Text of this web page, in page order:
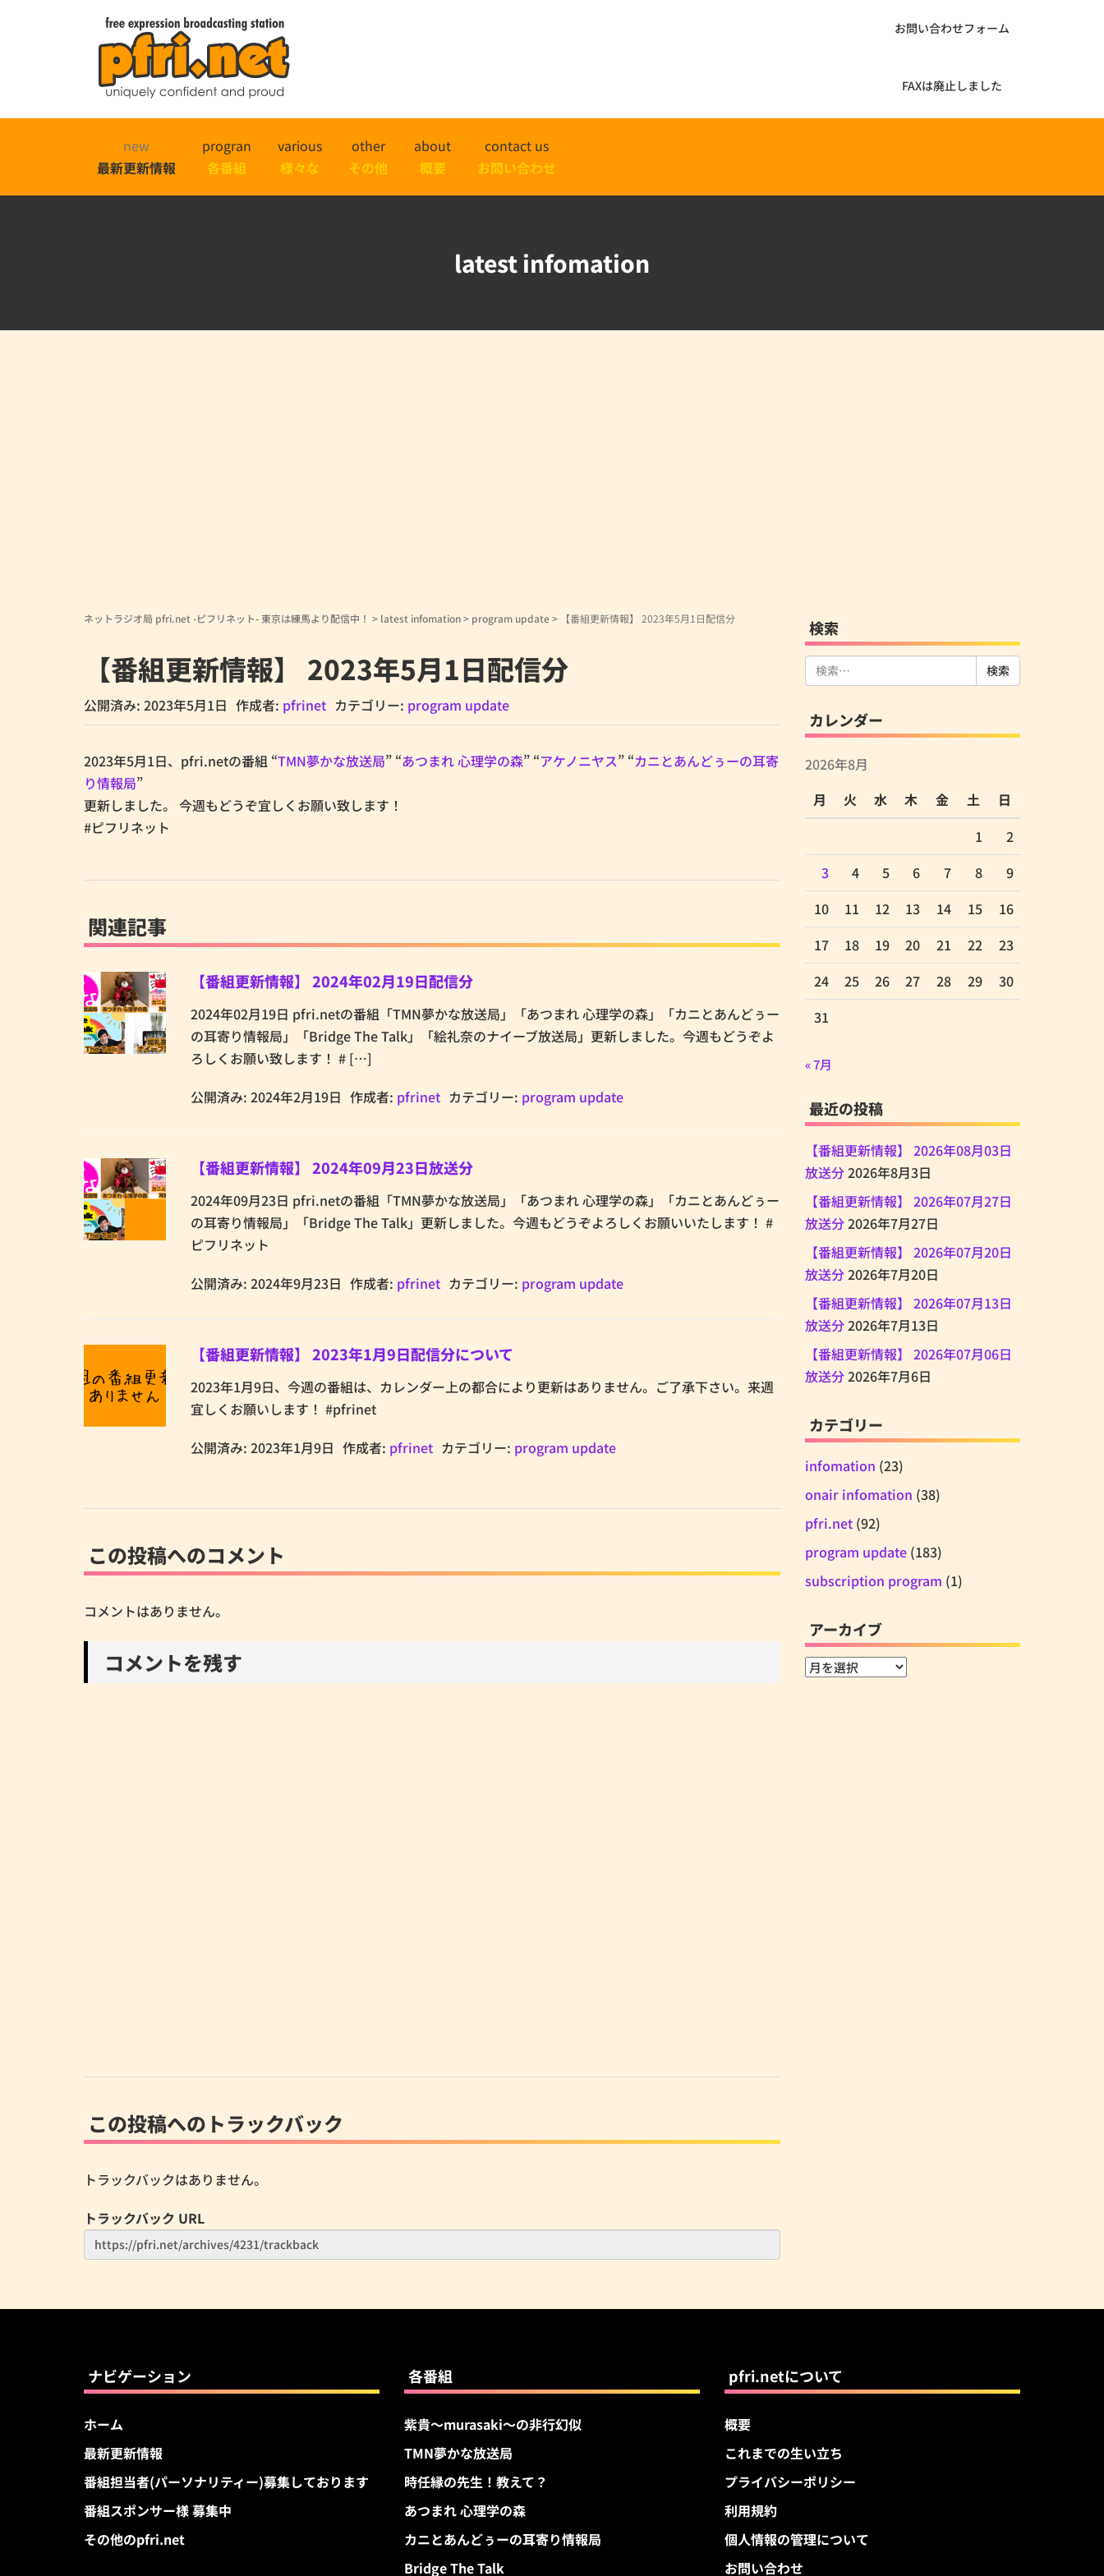
お問い合わせフォーム
FAXは廃止しました
new
最新更新情報
progran
各番組
various
様々な
other
その他
about
概要
contact us
お問い合わせ
latest infomation
ネットラジオ局 pfri.net -ピフリネット- 東京は練馬より配信中！ > latest infomation> program update> 【番組更新情報】 2023年5月1日配信分
【番組更新情報】 2023年5月1日配信分
公開済み: 2023年5月1日 作成者: pfrinet カテゴリー: program update
2023年5月1日、pfri.netの番組 “TMN夢かな放送局” “あつまれ 心理学の森” “アケノニヤス” “カニとあんどぅーの耳寄
り情報局”
更新しました。 今週もどうぞ宜しくお願い致します！
#ピフリネット
関連記事
【番組更新情報】 2024年02月19日配信分
2024年02月19日 pfri.netの番組「TMN夢かな放送局」「あつまれ 心理学の森」「カニとあんどぅー
の耳寄り情報局」「Bridge The Talk」「絵礼奈のナイーブ放送局」更新しました。今週もどうぞよ
ろしくお願い致します！ # […]
公開済み: 2024年2月19日 作成者: pfrinet カテゴリー: program update
【番組更新情報】 2024年09月23日放送分
2024年09月23日 pfri.netの番組「TMN夢かな放送局」「あつまれ 心理学の森」「カニとあんどぅー
の耳寄り情報局」「Bridge The Talk」更新しました。今週もどうぞよろしくお願いいたします！ #
ピフリネット
公開済み: 2024年9月23日 作成者: pfrinet カテゴリー: program update
【番組更新情報】 2023年1月9日配信分について
2023年1月9日、今週の番組は、カレンダー上の都合により更新はありません。ご了承下さい。来週
宜しくお願いします！ #pfrinet
公開済み: 2023年1月9日 作成者: pfrinet カテゴリー: program update
この投稿へのコメント
コメントはありません。
コメントを残す
この投稿へのトラックバック
トラックバックはありません。
トラックバック URL
検索
検
索:
カレンダー
2026年8月
月
火 水 木 金 土
日
1
2
3
4 5 6 7 8
9
10
11 12 13 14 15
16
17
18 19 20 21 22
23
24
25 26 27 28 29
30
31
« 7月
最近の投稿
【番組更新情報】 2026年08月03日
放送分2026年8月3日
【番組更新情報】 2026年07月27日
放送分2026年7月27日
【番組更新情報】 2026年07月20日
放送分2026年7月20日
【番組更新情報】 2026年07月13日
放送分2026年7月13日
【番組更新情報】 2026年07月06日
放送分2026年7月6日
カテゴリー
infomation (23)
onair infomation (38)
pfri.net(92)
program update(183)
subscription program (1)
アーカイブ
ア
ナビゲーション
ホーム
最新更新情報
番組担当者(パーソナリティー)募集しております
番組スポンサー様 募集中
その他のpfri.net
各番組
紫貴～murasaki～の非行幻似
TMN夢かな放送局
時任縁の先生！教えて？
あつまれ 心理学の森
カニとあんどぅーの耳寄り情報局
Bridge The Talk
pfri.netについて
概要
これまでの生い立ち
プライバシーポリシー
利用規約
個人情報の管理について
お問い合わせ